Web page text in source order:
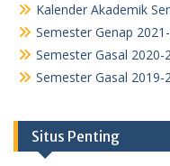
Kalender Akademik
Semester Genap
Semester Gasal 2020-
Semester Gasal 2019-
Situs Penting